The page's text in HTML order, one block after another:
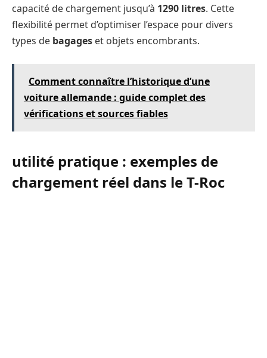
capacité de chargement jusqu’à 1290 litres. Cette
flexibilité permet d’optimiser l’espace pour divers
types de bagages et objets encombrants.
Comment connaître l’historique d’une
voiture allemande : guide complet des
vérifications et sources fiables
utilité pratique : exemples de
chargement réel dans le T-Roc